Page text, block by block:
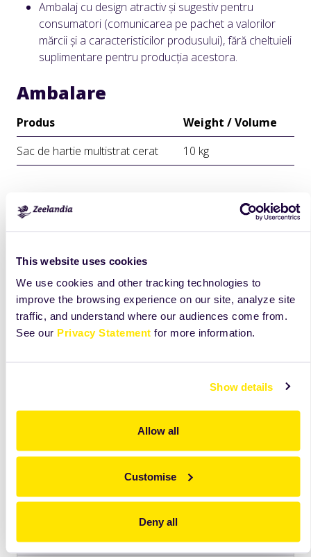
This website uses cookies
We use cookies and other tracking technologies to
improve the browsing experience on our site, analyze site
traffic, and understand where our audiences come from.
See our Privacy Statement for more information.
Show details
Allow all
Customise
Deny all
Ambalaj cu design atractiv și sugestiv pentru
consumatori (comunicarea pe pachet a valorilor
mărcii și a caracteristicilor produsului), fără cheltuieli
suplimentare pentru producția acestora.
Ambalare
Produs
Weight / Volume
Sac de hartie multistrat cerat
10 kg
Vrei sa afli mai multe informatii?